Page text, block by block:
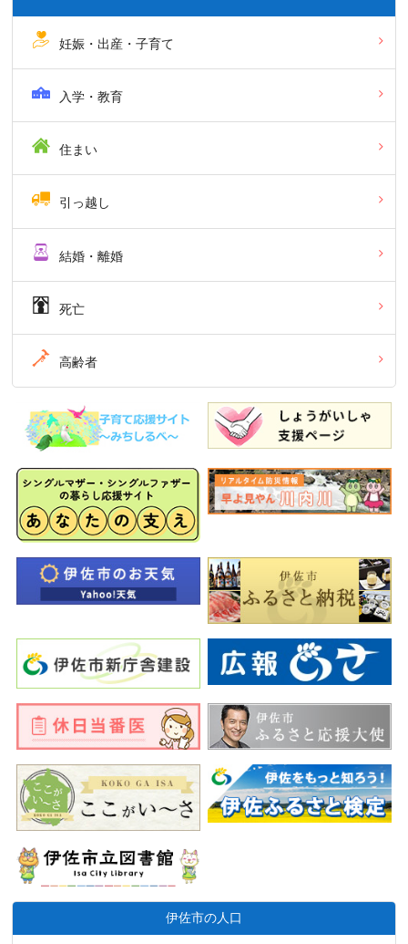
妊娠・出産・子育て
入学・教育
住まい
引っ越し
結婚・離婚
死亡
高齢者
伊佐市の人口